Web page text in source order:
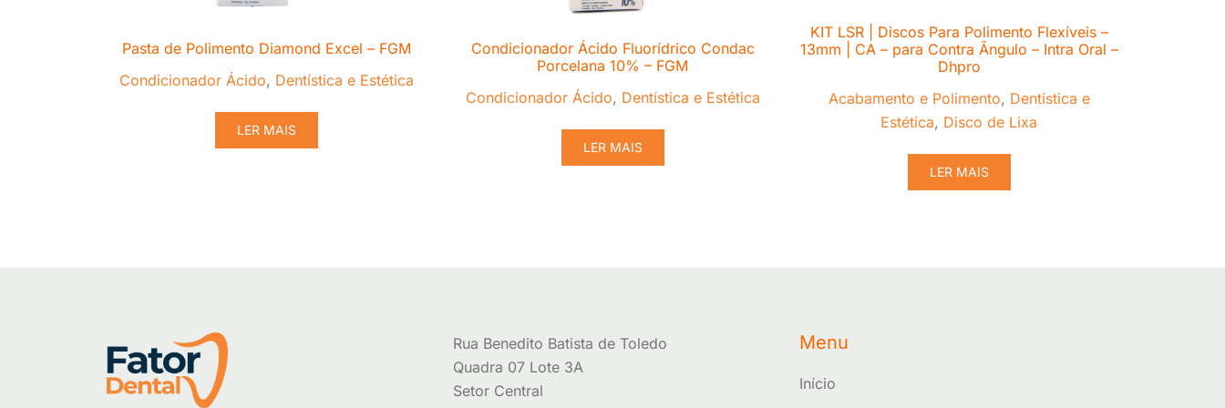
Pasta de Polimento Diamond Excel – FGM
Condicionador Ácido, Dentística e Estética
LER MAIS
Condicionador Ácido Fluorídrico Condac
Porcelana 10% – FGM
Condicionador Ácido, Dentística e Estética
LER MAIS
KIT LSR | Discos Para Polimento Flexíveis –
13mm | CA – para Contra Ângulo – Intra Oral –
Dhpro
Acabamento e Polimento, Dentística e
Estética, Disco de Lixa
LER MAIS
Rua Benedito Batista de Toledo
Quadra 07 Lote 3A
Setor Central
Menu
Início